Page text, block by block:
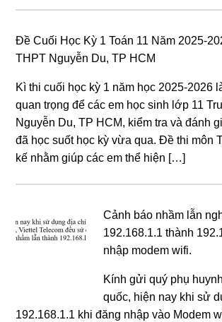
Đề Cuối Học Kỳ 1 Toán 11 Năm 2025-
THPT Nguyễn Du, TP HCM
Kì thi cuối học kỳ 1 năm học 2025-2026
quan trọng để các em học sinh lớp 11
Nguyễn Du, TP HCM, kiểm tra và đánh
đã học suốt học kỳ vừa qua. Đề thi môn
kế nhằm giúp các em thể hiện […]
Cảnh báo nhầm lẫn
192.168.1.1 thành
nhập modem wifi.
Kính gửi quý phụ
quốc, hiện nay khi sử
192.168.1.1 khi đăng nhập vào Modem